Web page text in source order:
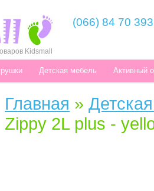
Kidsmall
(066) 84 70 393
Детская мебель Активный
Главная »
Zippy 2L plus -